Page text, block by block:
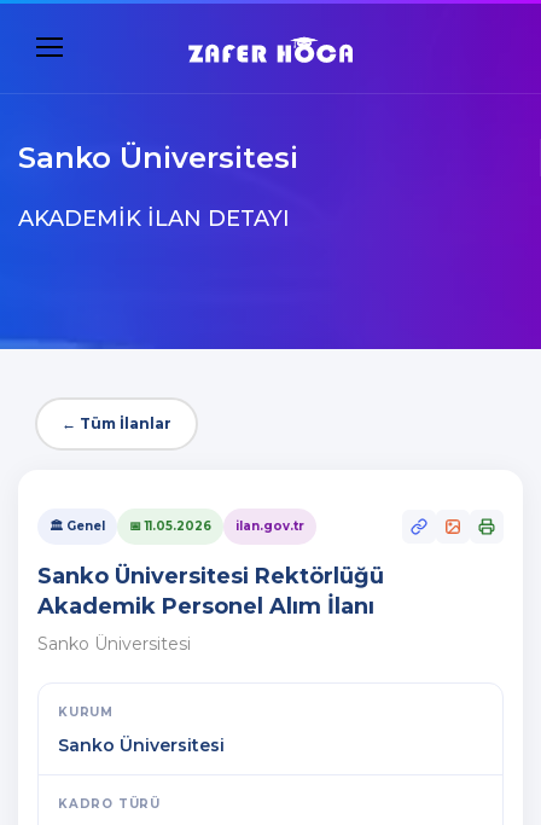
Sanko Üniversitesi
AKADEMIK İLAN DETAYI
← Tüm İlanlar
🏛️ Genel 📅 11.05.2026 ilan.gov.tr
Sanko Üniversitesi Rektörlüğü
Akademik Personel Alım İlanı
Sanko Üniversitesi
KURUM
Sanko Üniversitesi
KADRO TÜRÜ